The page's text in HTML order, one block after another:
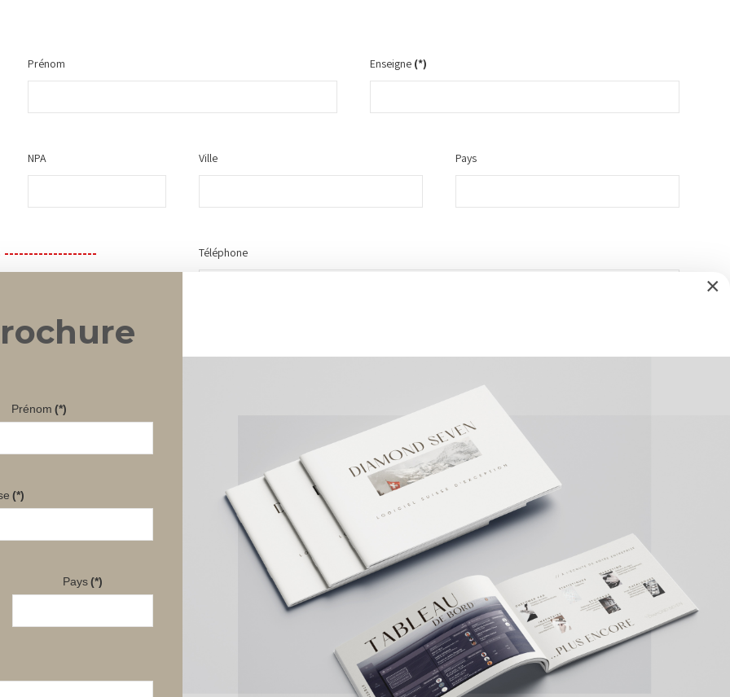
Prénom Enseigne (*)
NPA Ville Pays
------------------- Téléphone
×
Prénom (*)
(*)
Pays(*)